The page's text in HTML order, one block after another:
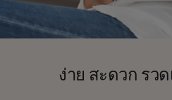
ง่าย สะดวก รว